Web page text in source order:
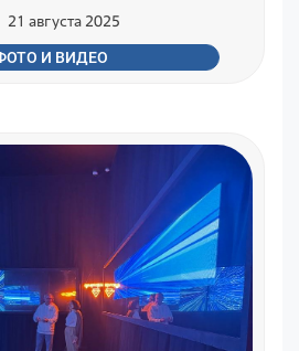
21 августа 2025
И ВИДЕО